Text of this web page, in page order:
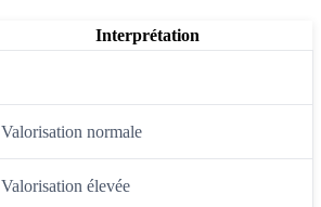
Interprétation
Valorisation normale
Valorisation élevée